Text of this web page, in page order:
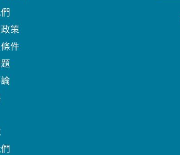
策
件